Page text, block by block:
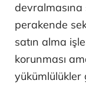
perakende
satın alma
korunması
yükümlülükler